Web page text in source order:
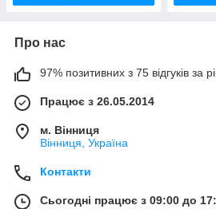
Про нас
97% позитивних з 75 відгуків за
Працює з 26.05.2014
м. Вінниця
Вінниця, Україна
Контакти
Сьогодні працює з 09:00 до